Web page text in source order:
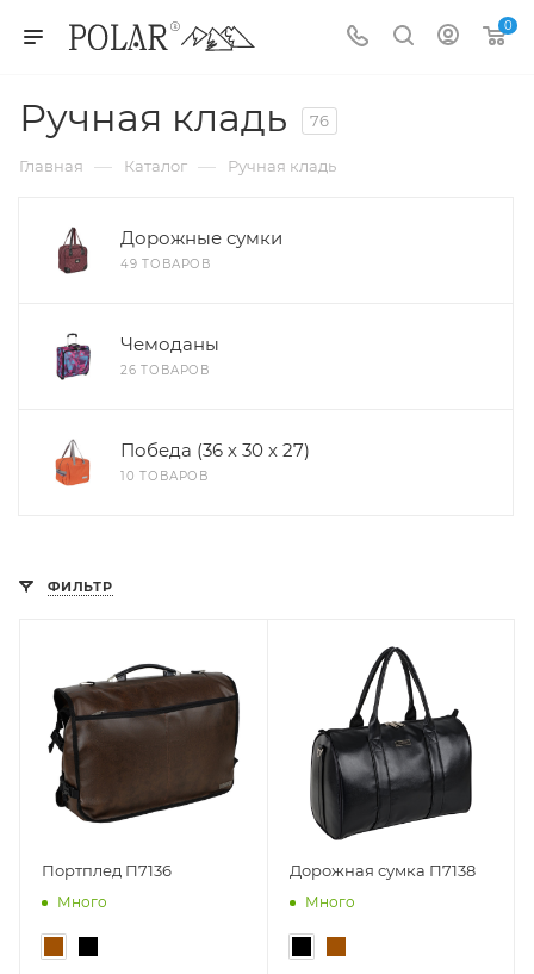
0
Ручная кладь 76
Главная — Каталог — Ручная кладь
Дорожные сумки
49 ТОВАРОВ
Чемоданы
26 ТОВАРОВ
Победа (36 х 30 х 27)
10 ТОВАРОВ
ФИЛЬТР
Портплед П7136
Много
Дорожная сумка П7138
Много